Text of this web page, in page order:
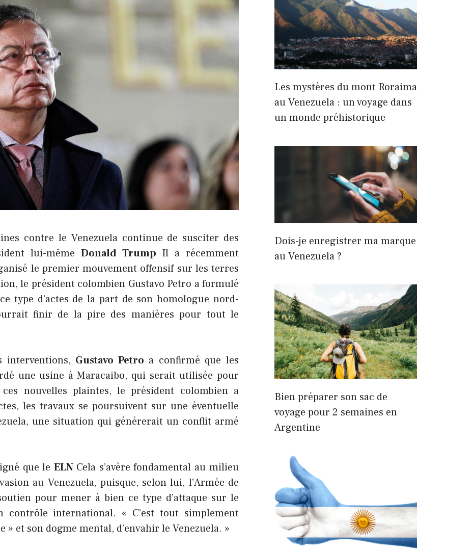
contre le Venezuela continue de susciter des
lui-même Donald Trump Il a récemment
le premier mouvement offensif sur les terres
le président colombien Gustavo Petro a formulé
type d’actes de la part de son homologue nord-
finir de la pire des manières pour tout le
interventions, Gustavo Petro a confirmé que les
une usine à Maracaibo, qui serait utilisée pour
nouvelles plaintes, le président colombien a
les travaux se poursuivent sur une éventuelle
une situation qui générerait un conflit armé
que leELN Cela s’avère fondamental au milieu
au Venezuela, puisque, selon lui, l’Armée de
pour mener à bien ce type d’attaque sur le
contrôle international. « C’est tout simplement
» et son dogme mental, d’envahir le Venezuela. »
Les mystères du mont Roraima
au Venezuela : un voyage dans
un monde préhistorique
Dois-je enregistrer ma marque
au Venezuela ?
Bien préparer son sac de
voyage pour 2 semaines en
Argentine